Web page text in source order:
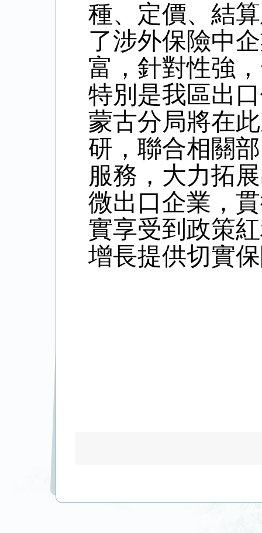
種、定價、結
了涉外保險中
富，針對性強
特別是我區出
蒙古分局將在
研，聯合相關
服務，大力拓
微出口企業，
實享受到政策
增長提供切實